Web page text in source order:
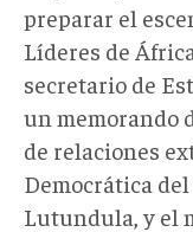
preparar el
Líderes de
secretario de
un memorando
de relaciones
Democrática
Lutundula, y el